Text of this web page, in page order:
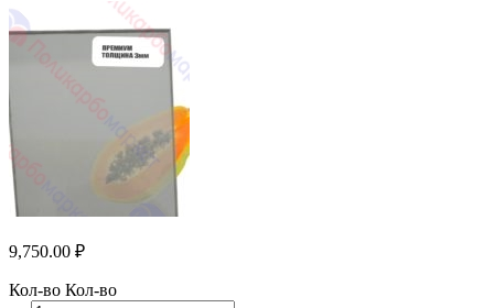
9,750.00 ₽
Кол-во Кол-во